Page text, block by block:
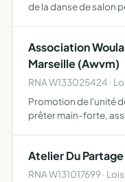
de la danse de salon
chaudes e…
Association
Marseille (Awvm)
RNA W133025424 ·
Promotion de l'unité
prêter main-forte,
adhér…
Atelier Du Partage
RNA W131017699 ·